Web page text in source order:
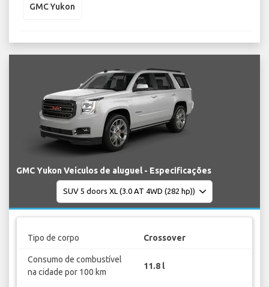
GMC Yukon
GMC Yukon Veículos de aluguel - Especificações
Tipo de corpo Crossover
Consumo de combustível
na cidade por 100 km
11.8 l